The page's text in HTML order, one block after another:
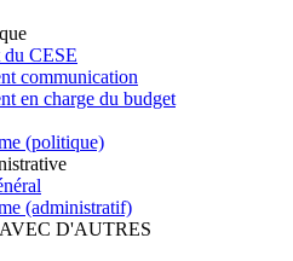
du CESE
communication
en charge du budget
(politique)
(administratif)
D'AUTRES